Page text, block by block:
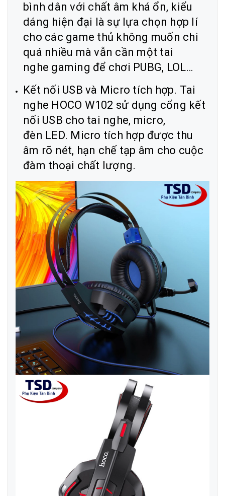
bình dân với chất âm khá ổn, kiểu
dáng hiện đại là sự lựa chọn hợp lí
cho các game thủ không muốn chi
quá nhiều mà vẫn cần một tai
nghe gaming để chơi PUBG, LOL…
Kết nối USB và Micro tích hợp. Tai
nghe HOCO W102 sử dụng cổng kết
nối USB cho tai nghe, micro,
đèn LED. Micro tích hợp được thu
âm rõ nét, hạn chế tạp âm cho cuộc
đàm thoại chất lượng.